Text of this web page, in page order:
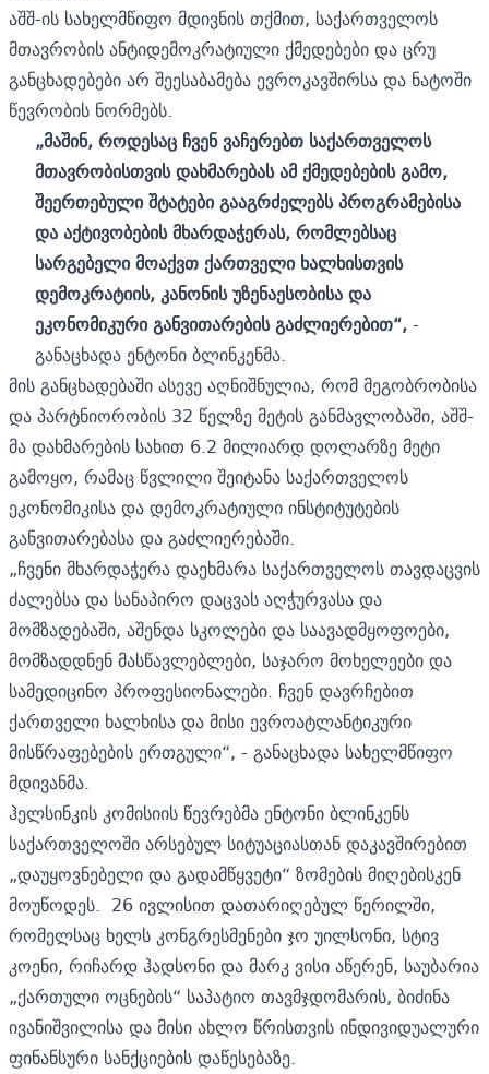
აშშ-ის სახელმწიფო მდივნის თქმით, საქართველოს
მთავრობის ანტიდემოკრატიული ქმედებები და ცრუ
განცხადებები არ შეესაბამება ევროკავშირსა და ნატოში
წევრობის ნორმებს.
„მაშინ, როდესაც ჩვენ ვაჩერებთ საქართველოს
მთავრობისთვის დახმარებას ამ ქმედებების გამო,
შეერთებული შტატები გააგრძელებს პროგრამებისა
და აქტივობების მხარდაჭერას, რომლებსაც
სარგებელი მოაქვთ ქართველი ხალხისთვის
დემოკრატიის, კანონის უზენაესობისა და
ეკონომიკური განვითარების გაძლიერებით“,-
განაცხადა ენტონი ბლინკენმა.
მის განცხადებაში ასევე აღნიშნულია, რომ მეგობრობისა
და პარტნიორობის 32 წელზე მეტის განმავლობაში, აშშ-
მა დახმარების სახით 6.2 მილიარდ დოლარზე მეტი
გამოყო, რამაც წვლილი შეიტანა საქართველოს
ეკონომიკისა და დემოკრატიული ინსტიტუტების
განვითარებასა და გაძლიერებაში.
„ჩვენი მხარდაჭერა დაეხმარა საქართველოს თავდაცვის
ძალებსა და სანაპირო დაცვას აღჭურვასა და
მომზადებაში, აშენდა სკოლები და საავადმყოფოები,
მომზადდნენ მასწავლებლები, საჯარო მოხელეები და
სამედიცინო პროფესიონალები. ჩვენ დავრჩებით
ქართველი ხალხისა და მისი ევროატლანტიკური
მისწრაფებების ერთგული“, - განაცხადა სახელმწიფო
მდივანმა.
ჰელსინკის კომისიის წევრებმა ენტონი ბლინკენს
საქართველოში არსებულ სიტუაციასთან დაკავშირებით
„დაუყოვნებელი და გადამწყვეტი“ ზომების მიღებისკენ
მოუწოდეს. 26 ივლისით დათარიღებულ წერილში,
რომელსაც ხელს კონგრესმენები ჯო უილსონი, სტივ
კოენი, რიჩარდ ჰადსონი და მარკ ვისი აწერენ, საუბარია
„ქართული ოცნების“ საპატიო თავმჯდომარის, ბიძინა
ივანიშვილისა და მისი ახლო წრისთვის ინდივიდუალური
ფინანსური სანქციების დაწესებაზე.